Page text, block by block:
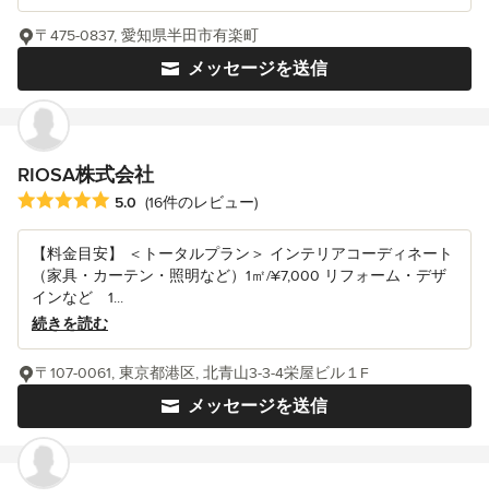
メッセージを送信
〒475-0837, 愛知県半田市有楽町
RIOSA株式会社
平均評価：5つ星中 星5
5.0 (16件のレビュー)
【料金目安】 ＜トータルプラン＞ インテリアコーディネート
（家具・カーテン・照明など）1㎡/¥7,000 リフォーム・デザ
インなど 1...
続きを読む
メッセージを送信
〒107-0061, 東京都港区, 北青山3-3-4栄屋ビル１F